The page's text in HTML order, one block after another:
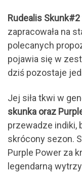
Rudealis Skunk#2
zapracowała na
polecanych
pojawia się w
dziś pozostaje
Jej siła tkwi w
skunka oraz
przewadze indiki,
skrócony sezon.
Purple Power za
legendarną